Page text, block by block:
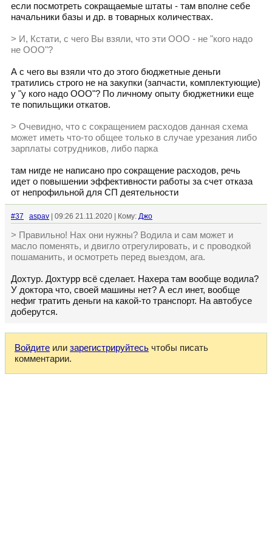
если посмотреть сокращаемые штаты - там вполне себе
начальники базы и др. в товарных количествах.
> И, Кстати, с чего Вы взяли, что эти ООО - не "кого надо
не ООО"?
А с чего вы взяли что до этого бюджетные деньги
тратились строго не на закупки (запчасти, комплектующие)
у "у кого надо ООО"? По личному опыту бюджетники еще
те попильщики откатов.
> Очевидно, что с сокращением расходов данная схема
может иметь что-то общее только в случае урезания либо
зарплаты сотрудников, либо парка
там нигде не написано про сокращение расходов, речь
идет о повышении эффективности работы за счет отказа
от непрофильной для СП деятельности
#37 aspav | 09:26 21.11.2020 | Кому: Джо
> Правильно! Нах они нужны? Водила и сам может и
масло поменять, и двигло отрегулировать, и с проводкой
пошаманить, и осмотреть перед выездом, ага.
Дохтур. Дохтурр всё сделает. Нахера там вообще водила?
У доктора что, своей машины нет? А есл инет, вообще
нефиг тратить деньги на какой-то транспорт. На автобусе
доберутся.
Войдите или зарегистрируйтесь чтобы писать
комментарии.